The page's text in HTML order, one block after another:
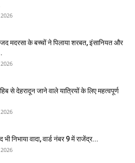
मदरसा के बच्चों ने पिलाया शरबत, इंसानियत और
से देहरादून जाने वाले यात्रियों के लिए महत्वपूर्ण
भी निभाया वादा, वार्ड नंबर 9 में राजेंद्र...